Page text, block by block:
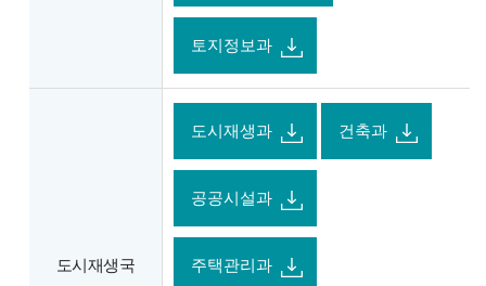
토지정보과
도시재생국
도시재생과 건축과
공공시설과
주택관리과